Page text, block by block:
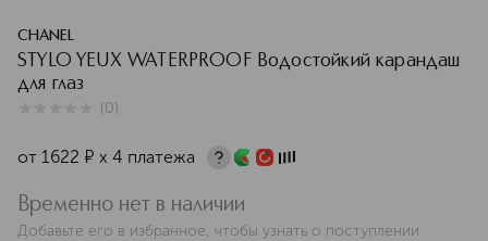
CHANEL
STYLO YEUX WATERPROOF Водостойкий карандаш
для глаз
(0)
от 1622 ¤ х 4 платежа
Временно нет в наличии
Добавьте его в избранное, чтобы узнать о поступлении